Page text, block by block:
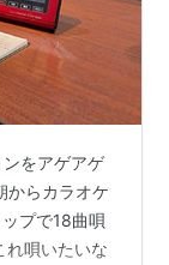
をアゲアゲ
からカラオケ
プで18曲唄
れ唄いたいな